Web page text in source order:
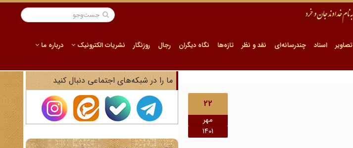
تصاویر اسناد چندرسانه‌ای نقد و نظر تازه‌ها نگاه دیگران رجال روزنگار نشریات الکترونیک درباره ما
22
مهر
1401
ما را در شبکه‌های اجتماعی دنبال کنید